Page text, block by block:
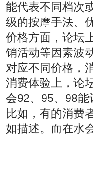
能代表不同档次
级的按摩手法、
价格方面，论坛
销活动等因素波
对应不同价格，
消费体验上，论
会92、95、98能
比如，有的消费
如描述。而在水